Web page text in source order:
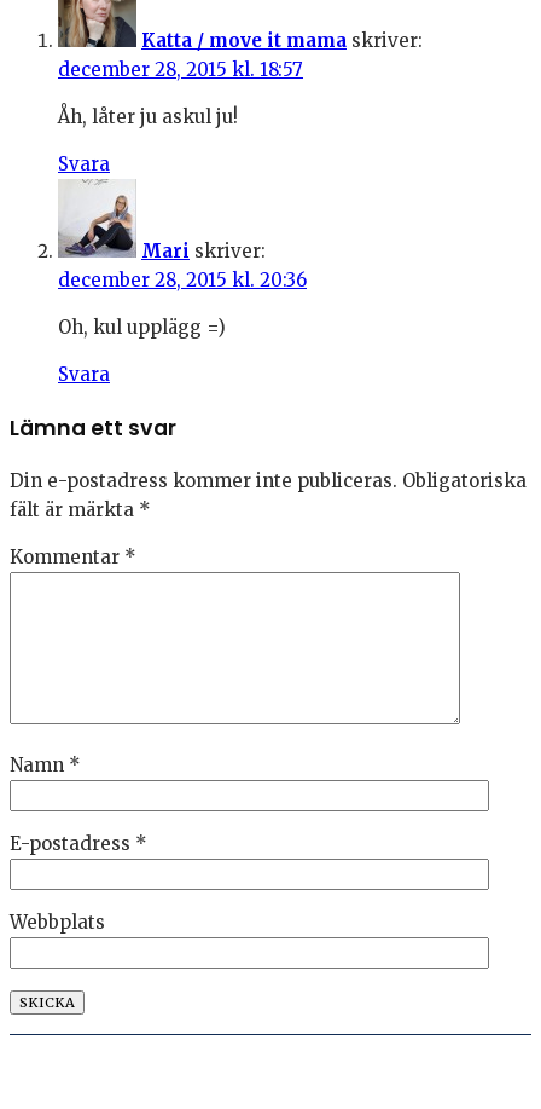
Katta / move it mama skriver:
december 28, 2015 kl. 18:57
Åh, låter ju askul ju!
Svara
Mari skriver:
december 28, 2015 kl. 20:36
Oh, kul upplägg =)
Svara
Lämna ett svar
Din e-postadress kommer inte publiceras. Obligatoriska
fält är märkta *
Kommentar *
Namn *
E-postadress *
Webbplats